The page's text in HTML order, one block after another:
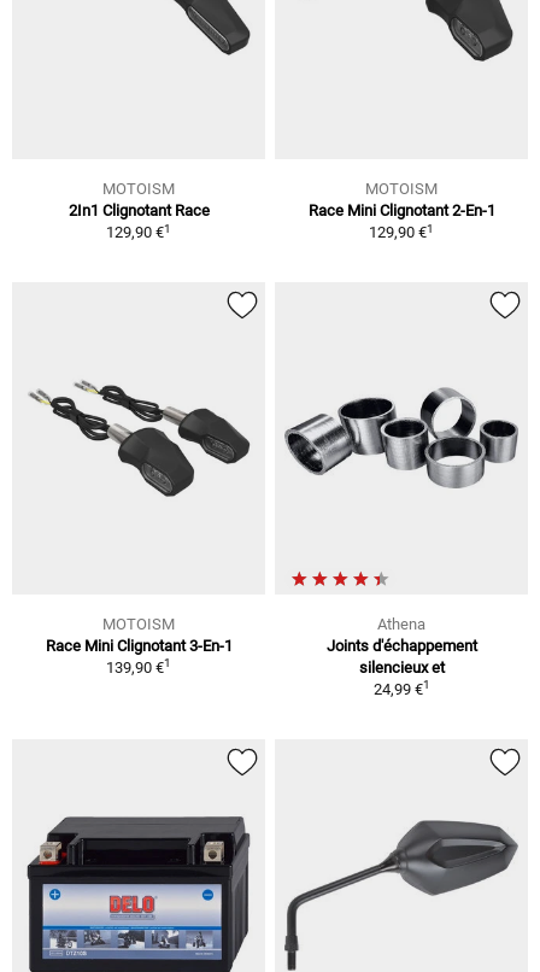
MOTOISM
2In1 Clignotant Race
129,90 €1
MOTOISM
Race Mini Clignotant 2-En-1
129,90 €1
MOTOISM
Race Mini Clignotant 3-En-1
139,90 €1
Athena
Joints d'échappement
silencieux et
24,99 €1